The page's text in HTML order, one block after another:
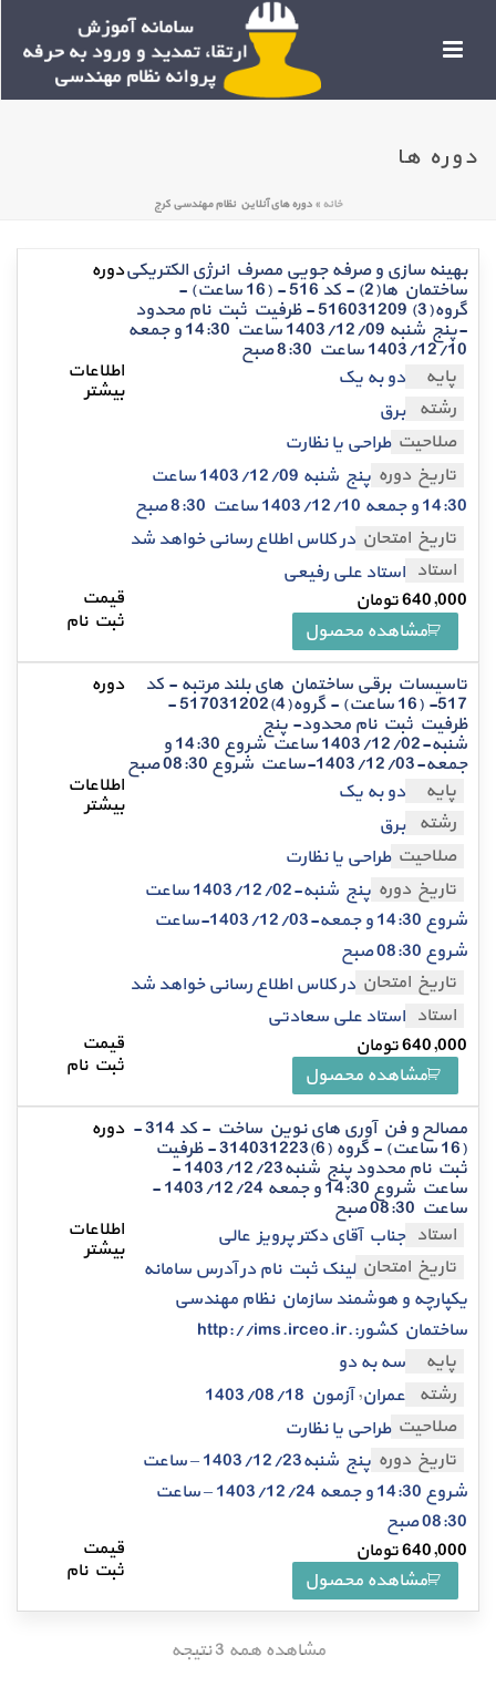
دوره ها
خانه » دوره های آنلاین نظام مهندسی کرج
بهینه سازی و صرفه جویی مصرف انرژی الکتریکی
ساختمان ها(2) - کد 516 - (16 ساعت) -
گروه(3) 516031209 - ظرفیت ثبت نام محدود
-پنج شنبه 1403/12/09 ساعت 14:30 و جمعه
1403/12/10 ساعت 8:30 صبح
پایه
دو به یک
رشته برق
صلاحیت طراحی یا نظارت
تاریخ دوره
پنج شنبه 1403/12/09 ساعت
14:30 و جمعه 1403/12/10 ساعت 8:30 صبح
تاریخ امتحان در کلاس اطلاع رسانی خواهد شد
استاد استاد علی رفیعی
640,000تومان
مشاهده محصول
تاسیسات برقی ساختمان های بلند مرتبه - کد
517- (16 ساعت) - گروه(4)517031202 -
ظرفیت ثبت نام محدود- پنج
شنبه-1403/12/02 ساعت شروع 14:30 و
جمعه-1403/12/03-ساعت شروع 08:30 صبح
پایه
دو به یک
رشته برق
صلاحیت طراحی یا نظارت
تاریخ دوره
پنج شنبه-1403/12/02 ساعت
شروع 14:30 و جمعه-1403/12/03-ساعت
شروع 08:30 صبح
تاریخ امتحان در کلاس اطلاع رسانی خواهد شد
استاد استاد علی سعادتی
640,000تومان
مشاهده محصول
مصالح و فن آوری های نوین ساخت - کد 314 -
(16 ساعت) - گروه (6)314031223 - ظرفیت
ثبت نام محدود پنج شنبه1403/12/23 -
ساعت شروع 14:30 و جمعه 1403/12/24 -
ساعت 08:30 صبح
استاد جناب آقای دکتر پرویز عالی
تاریخ امتحان لینک ثبت نام در آدرس سامانه
یکپارچه و هوشمند سازمان نظام مهندسی
ساختمان کشور:.http://ims.irceo.ir
پایه
سه به دو
رشته عمران,آزمون 1403/08/18
صلاحیت طراحی یا نظارت
تاریخ دوره
پنج شنبه1403/12/23 – ساعت
شروع 14:30 و جمعه 1403/12/24 – ساعت
08:30 صبح
640,000تومان
مشاهده محصول
مشاهده همه 3 نتیجه